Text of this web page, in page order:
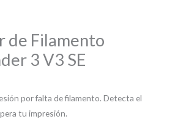
de Filamento
3 V3 SE
por falta de filamento. Detecta el
tu impresión.